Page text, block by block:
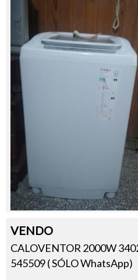
VENDO
CALOVENTOR 2000W
545509 ( SÓLO WhatsApp)